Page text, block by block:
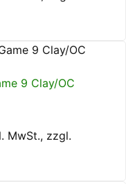
9 Clay/OC
MwSt., zzgl.